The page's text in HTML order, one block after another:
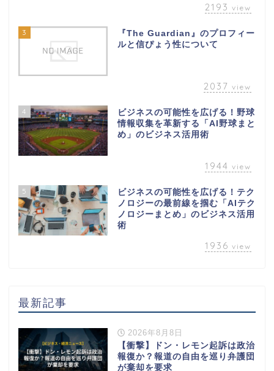
2193 view
3
『The Guardian』のプロフィー
ルと信ぴょう性について
2037 view
4
ビジネスの可能性を広げる！野球
情報収集を革新する「AI野球まと
め」のビジネス活用術
1944 view
5
ビジネスの可能性を広げる！テク
ノロジーの最前線を掴む「AIテク
ノロジーまとめ」のビジネス活用
術
1936 view
最新記事
2026年8月8日
【衝撃】ドン・レモン起訴は政治
報復か？報道の自由を巡り弁護団
が棄却を要求